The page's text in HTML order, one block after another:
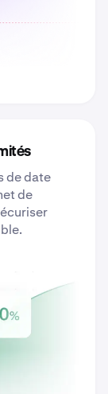
de date
de